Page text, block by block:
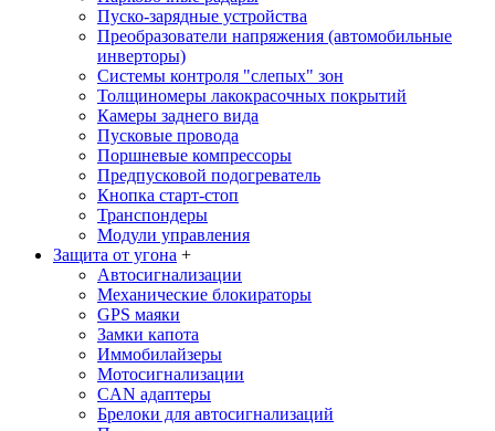
Пуско-зарядные устройства
Преобразователи напряжения (автомобильные
инверторы)
Системы контроля "слепых" зон
Толщиномеры лакокрасочных покрытий
Камеры заднего вида
Пусковые провода
Поршневые компрессоры
Предпусковой подогреватель
Кнопка старт-стоп
Транспондеры
Модули управления
Защита от угона +
Автосигнализации
Механические блoкираторы
GPS маяки
Замки капота
Иммобилайзеры
Мотосигнализации
CAN адаптеры
Брелоки для автосигнализаций